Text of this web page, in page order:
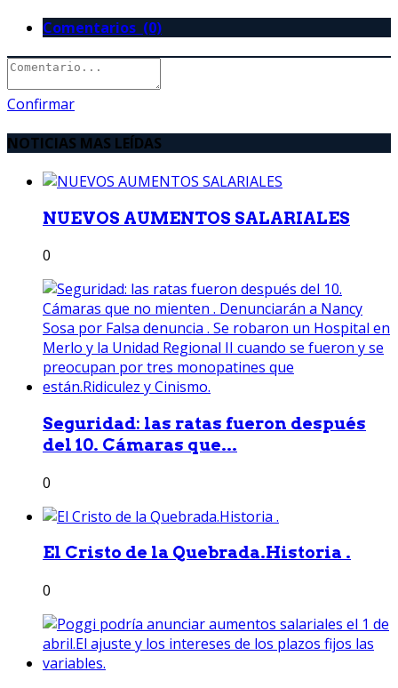
Comentarios (0)
Confirmar
NOTICIAS MAS LEÍDAS
NUEVOS AUMENTOS SALARIALES
0
Seguridad: las ratas fueron después
del 10. Cámaras que...
0
El Cristo de la Quebrada.Historia .
0